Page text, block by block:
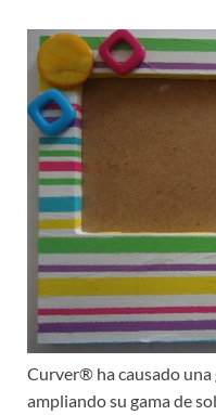
Curver® ha causado
ampliando su gama de